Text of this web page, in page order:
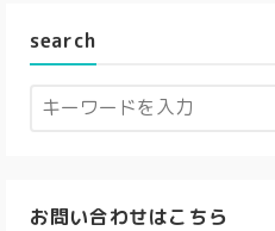
search
お問い合わせはこちら